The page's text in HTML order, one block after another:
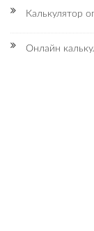
Калькулятор
Онлайн